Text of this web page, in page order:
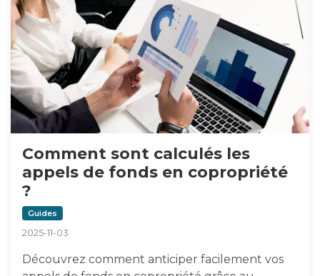
Comment sont calculés les
appels de fonds en copropriété
?
Guides
2025-11-03
Découvrez comment anticiper facilement vos